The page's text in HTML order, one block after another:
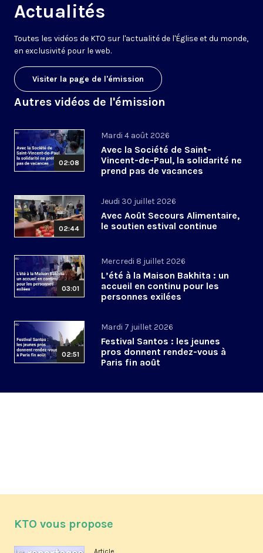
Actualités
Toutes les vidéos de KTO sur l'actualité de l'Église et du monde,
en exclusivité pour le web.
Visiter la page de l'émission
Autres vidéos de l'émission
02:08
Mardi 4 août 2026
Avec la Société de Saint-
Vincent-de-Paul, la solidarité ne
prend pas de vacances
02:44
Jeudi 30 juillet 2026
Avec Août Secours Alimentaire,
le soutien estival continue
03:01
Mercredi 8 juillet 2026
L’été à la Maison Bakhita : un
accueil en continu pour les
personnes exilées
02:51
Mardi 7 juillet 2026
Festival Santos : les jeunes
pros donnent rendez-vous à
Paris fin août
KTO vous propose
Article